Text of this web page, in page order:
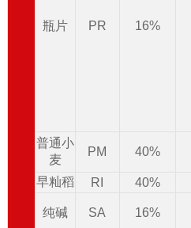
瓶片 PR 16%
普通小
麦
PM 40%
早籼稻 RI 40%
纯碱 SA 16%